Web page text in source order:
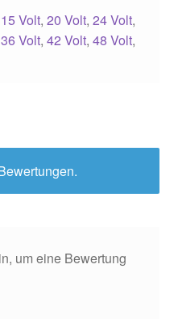
15 Volt,20 Volt,24 Volt,
36 Volt,42 Volt,48 Volt,
um eine Bewertung